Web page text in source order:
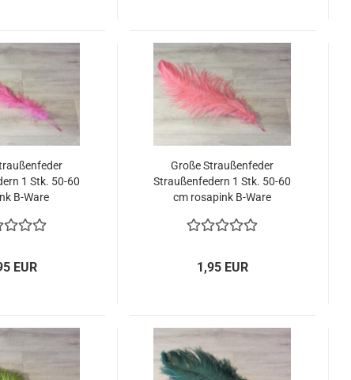
1 Stk. 50-60
B-Ware
EUR
Große Straußenfeder
Straußenfedern 1 Stk. 50-60
cm rosapink B-Ware
1,95 EUR